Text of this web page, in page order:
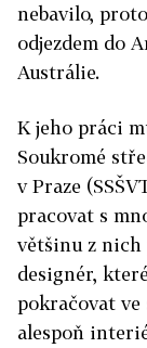
nebavilo,
odjezdem do
Austrálie.
K jeho práci
Soukromé
v Praze
pracovat s
většinu z nich
designér,
pokračovat
alespoň